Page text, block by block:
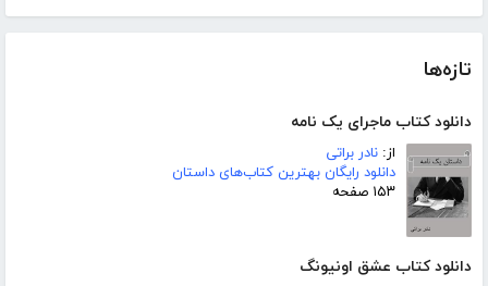
تازه‌ها
دانلود کتاب ماجرای یک نامه
از: نادر براتی
دانلود رایگان بهترین کتاب‌های داستان
۱۵۳ صفحه
دانلود کتاب عشق اونیونگ